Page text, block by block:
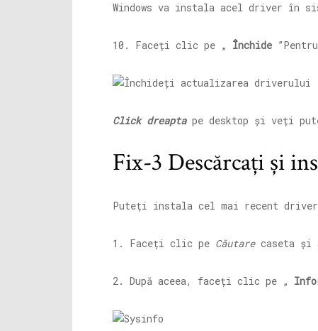
Windows va instala acel driver în
10. Faceți clic pe „ Închide
Click dreapta pe desktop și veți
Fix-3 Descărcați și
Puteți instala cel mai recent
1. Faceți clic pe Căutarecaseta și
2. După aceea, faceți clic pe „